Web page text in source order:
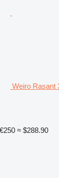
Weiro Rasant
€250 ≈ $288.90